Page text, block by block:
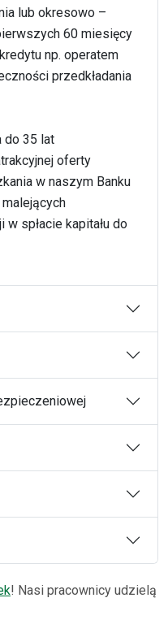
lub okresowo –
60 miesięcy
np. operatem
przedkładania
do 35 lat
oferty
w naszym Banku
malejących
spłacie kapitału do
! Nasi pracownicy udzielą